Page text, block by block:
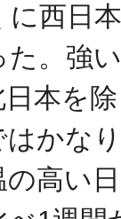
西日
た。強
日本を
はかな
高い